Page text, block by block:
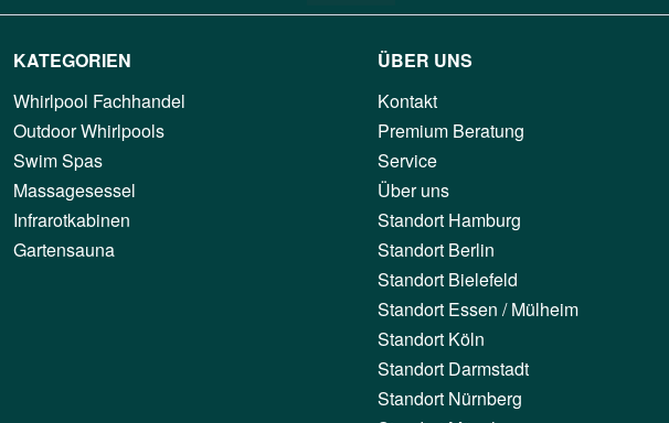
KATEGORIEN
Whirlpool Fachhandel
Outdoor Whirlpools
Swim Spas
Massagesessel
Infrarotkabinen
Gartensauna
ÜBER UNS
Kontakt
Premium Beratung
Service
Über uns
Standort Hamburg
Standort Berlin
Standort Bielefeld
Standort Essen / Mülheim
Standort Köln
Standort Darmstadt
Standort Nürnberg